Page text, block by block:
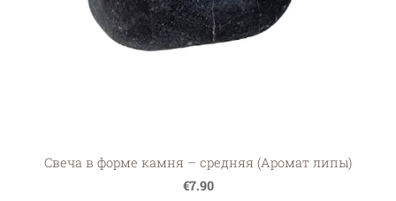
Свеча в форме камня – средняя (Аромат липы)
€7.90